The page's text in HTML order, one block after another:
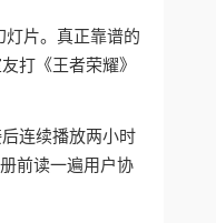
片。真正靠谱的
打《王者荣耀》
连续播放两小时
前读一遍用户协